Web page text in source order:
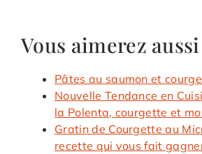
Vous aimerez aussi
Pâtes au saumon et
Nouvelle Tendance en
la Polenta, courgette et
Gratin de Courgette au
recette qui vous fait